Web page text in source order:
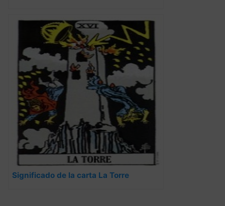
Significado de la carta La Torre